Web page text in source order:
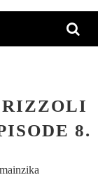
RIZZOLI
8.